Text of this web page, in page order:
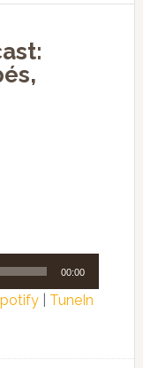
00:00
| TuneIn